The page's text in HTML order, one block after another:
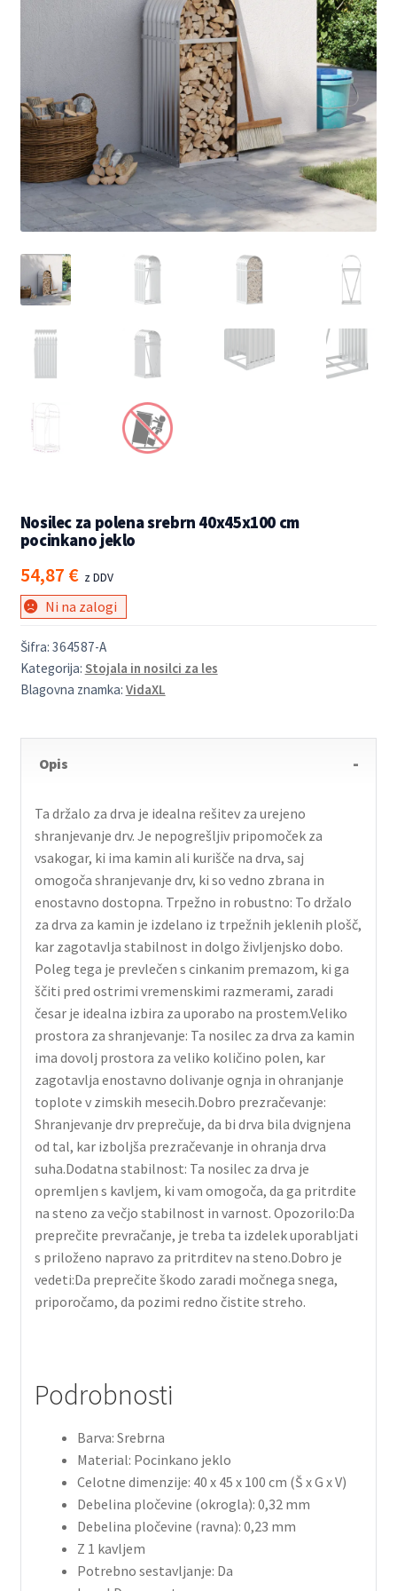
Nosilec za polena srebrn 40x45x100 cm
pocinkano jeklo
54,87 € z DDV
Ni na zalogi
Šifra: 364587-A
Kategorija: Stojala in nosilci za les
Blagovna znamka: VidaXL
Opis
Ta držalo za drva je idealna rešitev za urejeno
shranjevanje drv. Je nepogrešljiv pripomoček za
vsakogar, ki ima kamin ali kurišče na drva, saj
omogoča shranjevanje drv, ki so vedno zbrana in
enostavno dostopna. Trpežno in robustno: To držalo
za drva za kamin je izdelano iz trpežnih jeklenih plošč,
kar zagotavlja stabilnost in dolgo življenjsko dobo.
Poleg tega je prevlečen s cinkanim premazom, ki ga
ščiti pred ostrimi vremenskimi razmerami, zaradi
česar je idealna izbira za uporabo na prostem.Veliko
prostora za shranjevanje: Ta nosilec za drva za kamin
ima dovolj prostora za veliko količino polen, kar
zagotavlja enostavno dolivanje ognja in ohranjanje
toplote v zimskih mesecih.Dobro prezračevanje:
Shranjevanje drv preprečuje, da bi drva bila dvignjena
od tal, kar izboljša prezračevanje in ohranja drva
suha.Dodatna stabilnost: Ta nosilec za drva je
opremljen s kavljem, ki vam omogoča, da ga pritrdite
na steno za večjo stabilnost in varnost. Opozorilo:Da
preprečite prevračanje, je treba ta izdelek uporabljati
s priloženo napravo za pritrditev na steno.Dobro je
vedeti:Da preprečite škodo zaradi močnega snega,
priporočamo, da pozimi redno čistite streho.
Podrobnosti
Barva: Srebrna
Material: Pocinkano jeklo
Celotne dimenzije: 40 x 45 x 100 cm (Š x G x V)
Debelina pločevine (okrogla): 0,32 mm
Debelina pločevine (ravna): 0,23 mm
Z 1 kavljem
Potrebno sestavljanje: Da